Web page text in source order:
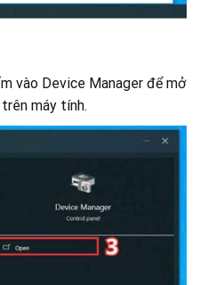
vào Device Manager để mở
máy tính.